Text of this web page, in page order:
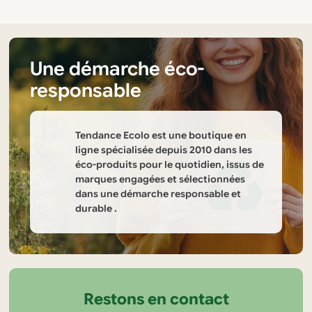
Informations
sur
Une démarche éco-
responsable
Tendance Ecolo est une boutique en
ligne spécialisée depuis 2010 dans les
éco-produits pour le quotidien, issus de
marques engagées et sélectionnées
dans une démarche responsable et
durable .
Restons en contact